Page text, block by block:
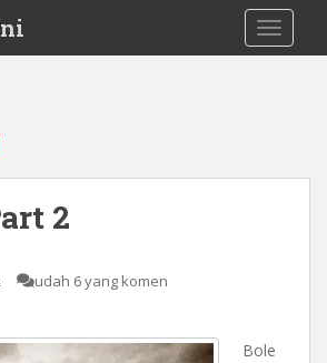
2
udah 6 yang komen
Bole